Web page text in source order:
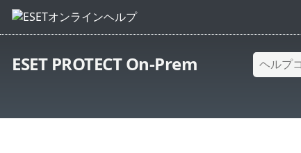
ESET PROTECT On-Prem